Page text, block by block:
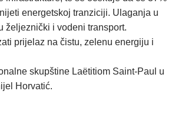
energetskoj tranziciji. Ulaganja u
željeznički i vodeni transport.
prijelaz na čistu, zelenu energiju i
skupštine Laëtitiom Saint-Paul u
Horvatić.